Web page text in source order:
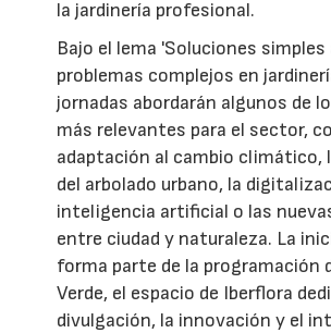
la jardinería profesional.
Bajo el lema 'Soluciones simples
problemas complejos en
jornadas abordarán algunos de
más relevantes para el sector,
adaptación al cambio climático,
del arbolado urbano, la
inteligencia artificial o las
entre ciudad y naturaleza. La
forma parte de la programación
Verde, el espacio de Iberflora
divulgación, la innovación y el